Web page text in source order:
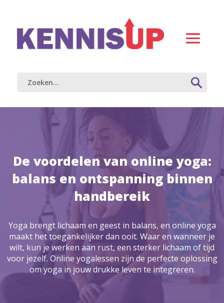
De voordelen van online yoga:
balans en ontspanning binnen
handbereik
Yoga brengt lichaam en geest in balans, en online yoga
maakt het toegankelijker dan ooit. Waar en wanneer je
wilt, kun je werken aan rust, een sterker lichaam of tijd
voor jezelf. Online yogalessen zijn de perfecte oplossing
om yoga in jouw drukke leven te integreren.